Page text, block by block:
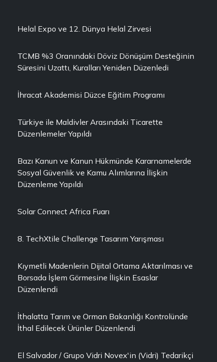
Helal Expo ve 12. Dünya Helal Zirvesi
TCMB %3 Oranındaki Döviz Dönüşüm Desteğinin
Süresini Uzattı, Kuralları Yeniden Düzenledi
İhracat Akademisi Düzce Eğitim Programı
Türkiye ile Maldivler Arasındaki Ticarette
Düzenlemeler Yapıldı
Bazı Kanun ve Kanun Hükmünde Kararnamelerde
Sosyal Güvenlik ve Kamu Alımlarına İlişkin
Düzenleme Yapıldı
Solar Connect Africa Fuarı
8. TechXtile Challenge Tasarım Yarışması
Kıymetli Madenlerin Dijital Ortama Aktarılması ve
Borsada İşlem Görmesine İlişkin Esaslar
Düzenlendi
İthalatta Tarım ve Orman Bakanlığı Kontrolünde
İthal Edilecek Ürünler Düzenlendi
El Salvador / Grupo Vidri Novex'in (Vidri) Tedarikçi